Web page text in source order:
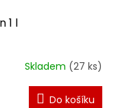
1 l
Skladem (27 ks)
Do košíku